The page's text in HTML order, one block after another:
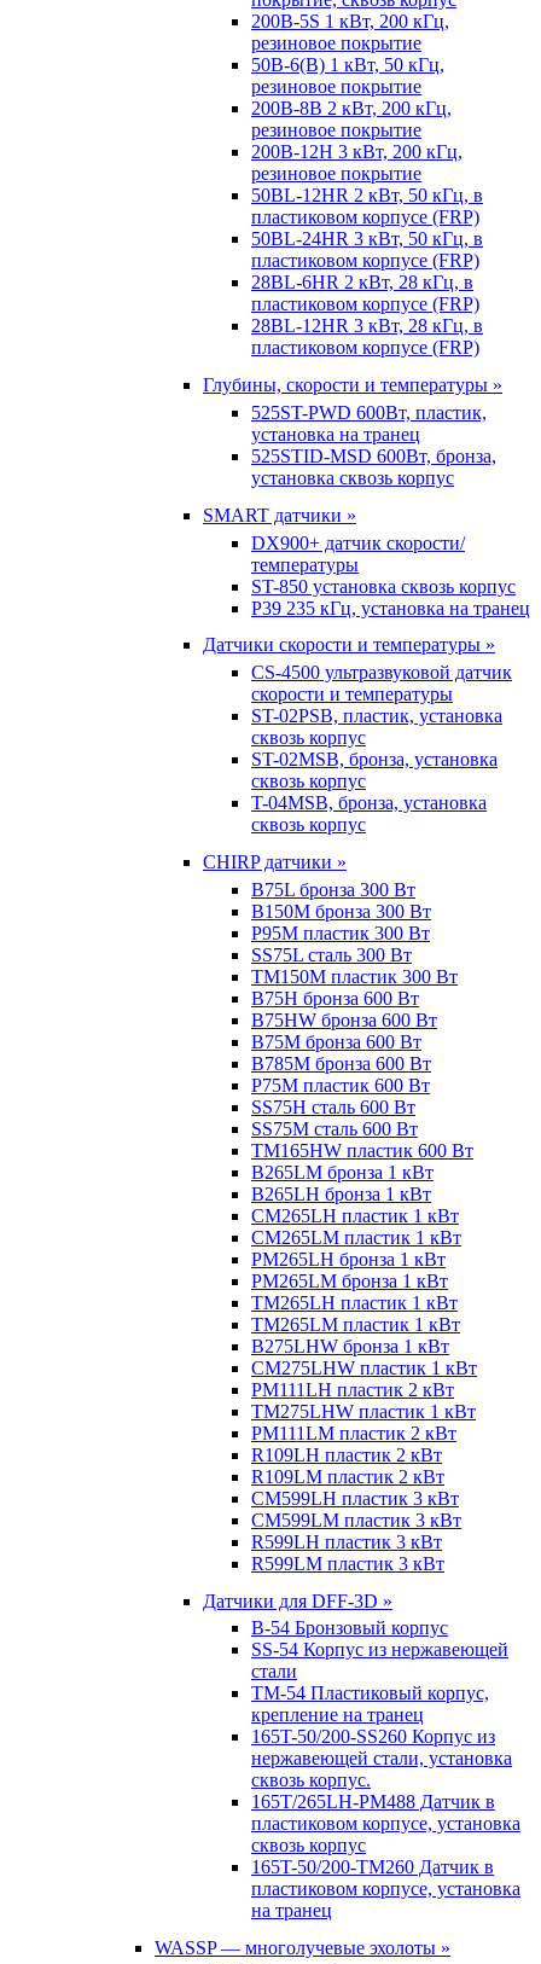
200B-5S 1 кВт, 200 кГц,
резиновое покрытие
50B-6(B) 1 кВт, 50 кГц,
резиновое покрытие
200B-8B 2 кВт, 200 кГц,
резиновое покрытие
200B-12H 3 кВт, 200 кГц,
резиновое покрытие
50BL-12HR 2 кВт, 50 кГц, в
пластиковом корпусе (FRP)
50BL-24HR 3 кВт, 50 кГц, в
пластиковом корпусе (FRP)
28BL-6HR 2 кВт, 28 кГц, в
пластиковом корпусе (FRP)
28BL-12HR 3 кВт, 28 кГц, в
пластиковом корпусе (FRP)
Глубины, скорости и температуры »
525ST-PWD 600Вт, пластик,
установка на транец
525STID-MSD 600Вт, бронза,
установка сквозь корпус
SMART датчики »
DX900+ датчик скорости/
температуры
ST-850 установка сквозь корпус
P39 235 кГц, установка на транец
Датчики скорости и температуры »
CS-4500 ультразвуковой датчик
скорости и температуры
ST-02PSB, пластик, установка
сквозь корпус
ST-02MSB, бронза, установка
сквозь корпус
T-04MSB, бронза, установка
сквозь корпус
CHIRP датчики »
B75L бронза 300 Вт
B150M бронза 300 Вт
P95M пластик 300 Вт
SS75L сталь 300 Вт
TM150M пластик 300 Вт
B75H бронза 600 Вт
B75HW бронза 600 Вт
B75M бронза 600 Вт
B785M бронза 600 Вт
P75M пластик 600 Вт
SS75H сталь 600 Вт
SS75M сталь 600 Вт
TM165HW пластик 600 Вт
B265LM бронза 1 кВт
B265LH бронза 1 кВт
CM265LH пластик 1 кВт
CM265LM пластик 1 кВт
PM265LH бронза 1 кВт
PM265LM бронза 1 кВт
TM265LH пластик 1 кВт
TM265LM пластик 1 кВт
B275LHW бронза 1 кВт
CM275LHW пластик 1 кВт
PM111LH пластик 2 кВт
TM275LHW пластик 1 кВт
PM111LM пластик 2 кВт
R109LH пластик 2 кВт
R109LM пластик 2 кВт
CM599LH пластик 3 кВт
CM599LM пластик 3 кВт
R599LH пластик 3 кВт
R599LM пластик 3 кВт
Датчики для DFF-3D »
B-54 Бронзовый корпус
SS-54 Корпус из нержавеющей
стали
TM-54 Пластиковый корпус,
крепление на транец
165T-50/200-SS260 Корпус из
нержавеющей стали, установка
сквозь корпус.
165T/265LH-PM488 Датчик в
пластиковом корпусе, установка
сквозь корпус
165T-50/200-TM260 Датчик в
пластиковом корпусе, установка
на транец
WASSP — многолучевые эхолоты »